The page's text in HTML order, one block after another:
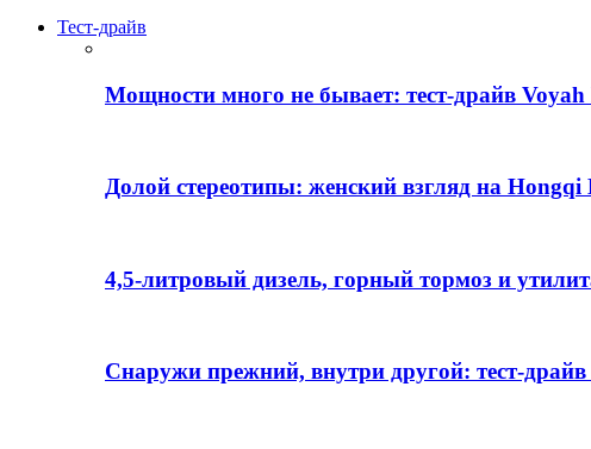
Тест-драйв
Мощности много не бывает: тест-драйв Voyah
Долой стереотипы: женский взгляд на Hongqi
4,5-литровый дизель, горный тормоз и
Снаружи прежний, внутри другой: тест-